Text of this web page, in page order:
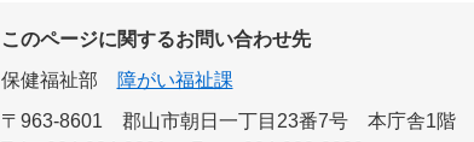
このページに関するお問い合わせ先
保健福祉部
障がい福祉課
〒963-8601
郡山市朝日一丁目23番7号 本庁舎1階